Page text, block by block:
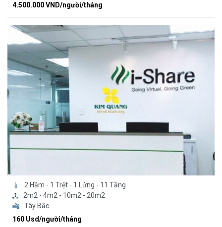
4.500.000 VND/người/tháng
2 Hầm - 1 Trệt - 1 Lửng - 11 Tầng
2m2 - 4m2 - 10m2 - 20m2
Tây Bắc
160 Usd/người/tháng